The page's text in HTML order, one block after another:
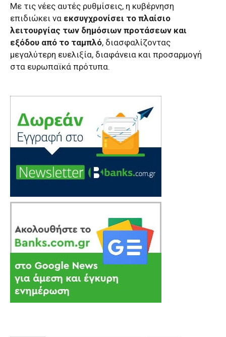
Με τις νέες αυτές ρυθμίσεις, η κυβέρνηση
επιδιώκει να εκσυγχρονίσει το πλαίσιο
λειτουργίας των δημόσιων προτάσεων και
εξόδου από το ταμπλό, διασφαλίζοντας
μεγαλύτερη ευελιξία, διαφάνεια και προσαρμογή
στα ευρωπαϊκά πρότυπα.